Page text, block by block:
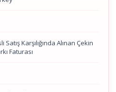
Karşılığında Alınan Çekin
Faturası